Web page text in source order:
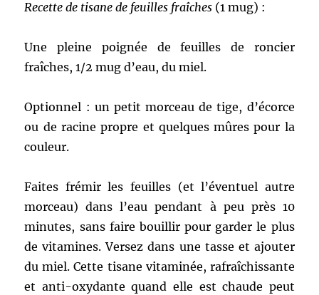
Recette de tisane de feuilles fraîches (1 mug) :
Une pleine poignée de feuilles de roncier
fraîches, 1/2 mug d’eau, du miel.
Optionnel : un petit morceau de tige, d’écorce
ou de racine propre et quelques mûres pour la
couleur.
Faites frémir les feuilles (et l’éventuel autre
morceau) dans l’eau pendant à peu près 10
minutes, sans faire bouillir pour garder le plus
de vitamines. Versez dans une tasse et ajouter
du miel. Cette tisane vitaminée, rafraîchissante
et anti-oxydante quand elle est chaude peut